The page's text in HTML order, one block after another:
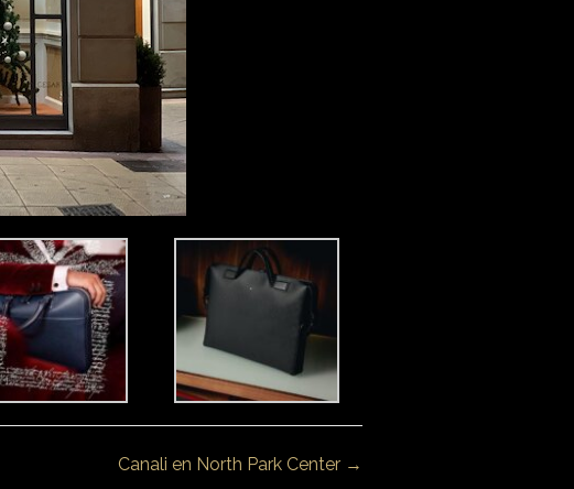
Canali en North Park Center →